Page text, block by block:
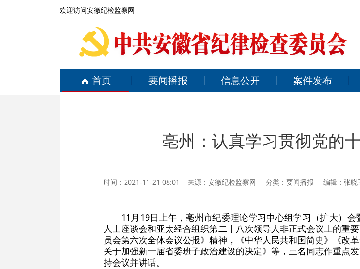
欢迎访问安徽纪检监察网
首页 要闻播报 信息公开 案件发布
亳州：认真学习贯彻党的
时间：2021-11-21 08:01 来源： 安徽纪检监察网 分类：要闻播报 编辑：张晓
11月19日上午，亳州市纪委理论学习中心组学习（扩大）
人士座谈会和亚太经合组织第二十八次领导人非正式会议上的重
员会第六次全体会议公报》精神，《中华人民共和国简史》《改
关于加强新一届省委班子政治建设的决定》等，三名同志作重点
持会议并讲话。